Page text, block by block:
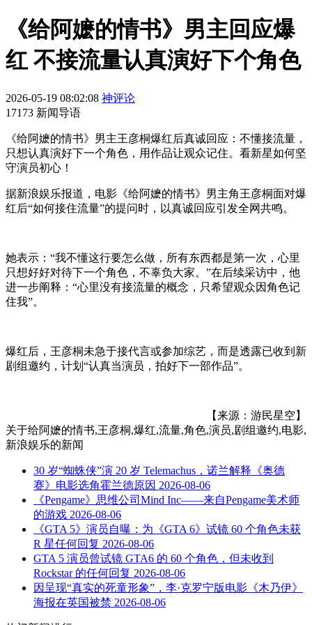
《给阿嬷的情书》男主回应爆
红 不接流量认真演好下个角色
2026-05-19 08:02:08 神评论
17173 新闻导语
《给阿嬷的情书》男主王彦桐爆红后真诚回应：不懂接流量，
只想认真演好下一个角色，用作品让观众记住。看新星如何坚
守演员初心！
据新浪娱乐报道，电影《给阿嬷的情书》男主角王彦桐面对爆
红后“如何接住流量”的提问时，以真诚回应引发全网共鸣。
她表示：“我不懂这行要怎么做，所有东西都是第一次，心里
只想好好对待下一个角色，不辜负大家。”在后续采访中，他
进一步阐释：“心里没有接流量的概念，只希望观众因角色记
住我”。
爆红后，王彦桐未急于接代言或参加综艺，而是透露已收到新
剧组邀约，计划“认真当演员，拍好下一部作品”。
【来源：游民星空】
关于给阿嬷的情书,王彦桐,爆红,流量,角色,演员,剧组邀约,电影,
新浪娱乐的新闻
30 岁“蜘蛛侠”演 20 岁 Telemachus，诺兰解释《奥德
赛》电影选角霍兰德原因 2026-08-06
《Pengame》思维公司Mind Inc——来自Pengame美术师
的游戏 2026-08-06
《GTA 5》演员自曝：为《GTA 6》试镜 60 个角色未获
R 星任何回复 2026-08-06
GTA 5 演员曾试镜 GTA6 的 60 个角色，但未收到
Rockstar 的任何回复 2026-08-06
因呈现“真实的死童形象”，李·克罗宁版电影《木乃伊》
海报在英国被禁 2026-08-06